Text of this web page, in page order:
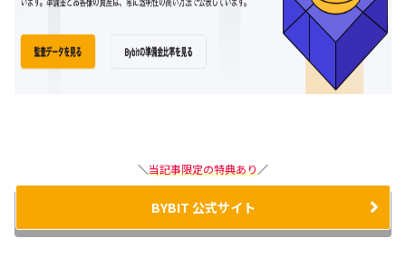
＼当記事限定の特典あり／
BYBIT 公式サイト